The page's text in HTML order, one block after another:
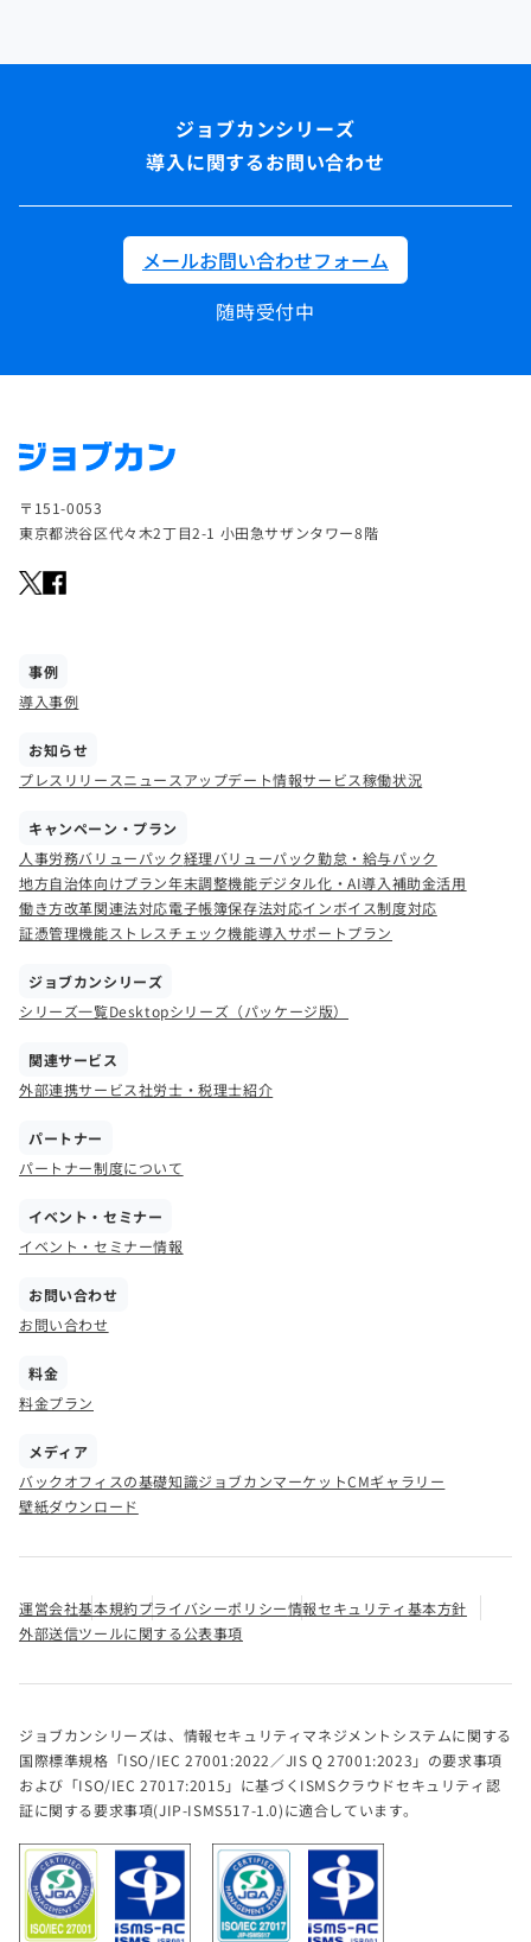
導入に関するお問い合わせ
メールお問い合わせフォーム
随時受付中
〒151-0053
東京都渋谷区代々木2丁目2-1 小田急サザンタワー8階
事例
導入事例
お知らせ
プレスリリースニュース アップデート情報サービス稼働状況
キャンペーン・プラン
人事労務バリューパック経理バリューパック勤怠・給与パック
地方自治体向けプラン年末調整機能デジタル化・AI導入補助金活用
働き方改革関連法対応電子帳簿保存法対応インボイス制度対応
証憑管理機能ストレスチェック機能導入サポートプラン
ジョブカンシリーズ
シリーズ一覧Desktopシリーズ（パッケージ版）
関連サービス
外部連携サービス社労士・税理士紹介
パートナー
パートナー制度について
イベント・セミナー
イベント・セミナー情報
お問い合わせ
お問い合わせ
料金
料金プラン
メディア
バックオフィスの基礎知識ジョブカンマーケットCMギャラリー
壁紙ダウンロード
運営会社基本規約プライバシーポリシー情報セキュリティ基本方針
外部送信ツールに関する公表事項
ジョブカンシリーズは、情報セキュリティマネジメントシステムに関する
国際標準規格「ISO/IEC 27001:2022／JIS Q 27001:2023」の要求事項
および「ISO/IEC 27017:2015」に基づくISMSクラウドセキュリティ認
証に関する要求事項(JIP-ISMS517-1.0)に適合しています。